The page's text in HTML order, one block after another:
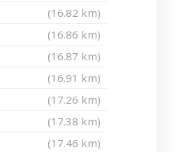
(16.82 km)
(16.86 km)
(16.87 km)
(16.91 km)
(17.26 km)
(17.38 km)
(17.46 km)